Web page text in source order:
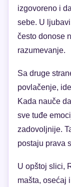
izgovoreno i
sebe. U
često donose
razumevanje.
Sa druge
povlačenje,
Kada nauče
sve tuđe
zadovoljnije.
postaju prava
U opštoj slici,
mašta, osećaj